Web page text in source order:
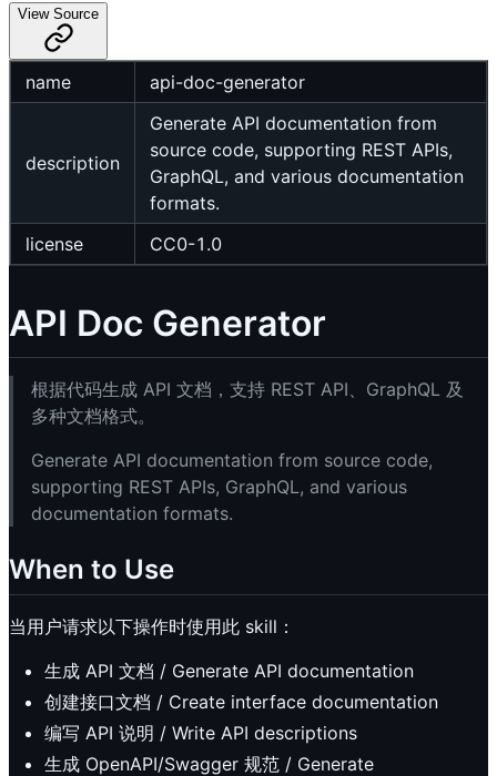
View Source
name api-doc-generator
description
Generate API documentation from
source code, supporting REST APIs,
GraphQL, and various documentation
formats.
license
CC0-1.0
API Doc Generator
根据代码生成 API 文档，支持 REST API、GraphQL 及
多种文档格式。
Generate API documentation from source code,
supporting REST APIs, GraphQL, and various
documentation formats.
When to Use
当用户请求以下操作时使用此 skill：
生成 API 文档 / Generate API documentation
创建接口文档 / Create interface documentation
编写 API 说明 / Write API descriptions
生成 OpenAPI/Swagger 规范 / Generate